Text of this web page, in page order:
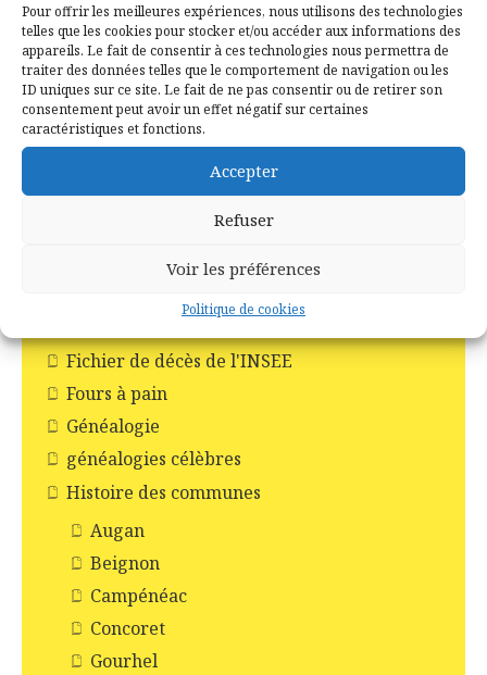
Pour offrir les meilleures expériences, nous utilisons des technologies
telles que les cookies pour stocker et/ou accéder aux informations des
appareils. Le fait de consentir à ces technologies nous permettra de
traiter des données telles que le comportement de navigation ou les
ID uniques sur ce site. Le fait de ne pas consentir ou de retirer son
consentement peut avoir un effet négatif sur certaines
caractéristiques et fonctions.
Accepter
Refuser
Voir les préférences
Politique de cookies
Catégories
1er Empire
Actualités
Campé Créole
Comité des fêtes de Campénéac
Fichier de décès de l'INSEE
Fours à pain
Généalogie
généalogies célèbres
Histoire des communes
Augan
Beignon
Campénéac
Concoret
Gourhel